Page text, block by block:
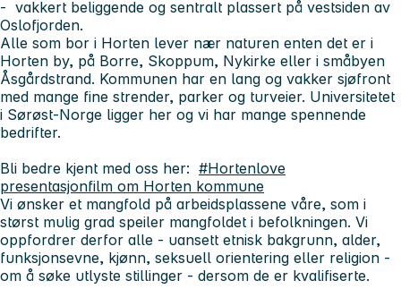
- vakkert beliggende og sentralt plassert på vestsiden av
Oslofjorden.
Alle som bor i Horten lever nær naturen enten det er i
Horten by, på Borre, Skoppum, Nykirke eller i småbyen
Åsgårdstrand. Kommunen har en lang og vakker sjøfront
med mange fine strender, parker og turveier. Universitetet
i Sørøst-Norge ligger her og vi har mange spennende
bedrifter.
Bli bedre kjent med oss her: #Hortenlove
presentasjonfilm om Horten kommune
Vi ønsker et mangfold på arbeidsplassene våre, som i
størst mulig grad speiler mangfoldet i befolkningen. Vi
oppfordrer derfor alle - uansett etnisk bakgrunn, alder,
funksjonsevne, kjønn, seksuell orientering eller religion -
om å søke utlyste stillinger - dersom de er kvalifiserte.